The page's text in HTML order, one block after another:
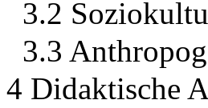
3.2
3.3
4 Didaktische